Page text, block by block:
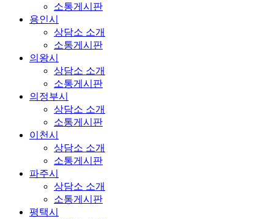
소통게시판
용인시
상담소 소개
소통게시판
의왕시
상담소 소개
소통게시판
의정부시
상담소 소개
소통게시판
이천시
상담소 소개
소통게시판
파주시
상담소 소개
소통게시판
평택시